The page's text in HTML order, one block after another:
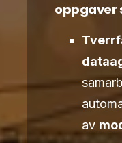
oppgaver
av